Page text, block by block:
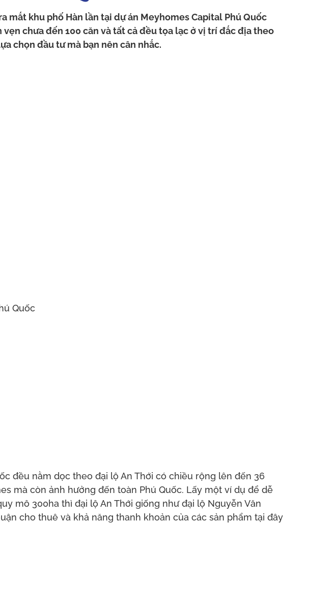
mắt khu phố Hàn lần tại dự án Meyhomes Capital Phú Quốc
chưa đến 100 căn và tất cả đều tọa lạc ở vị trí đắc địa theo
chọn đầu tư mà bạn nên cân nhắc.
Quốc
đều nằm dọc theo đại lộ An Thới có chiều rộng lên đến 36
mà còn ảnh hưởng đến toàn Phú Quốc. Lấy một ví dụ để dễ
mô 300ha thì đại lộ An Thới giống như đại lộ Nguyễn Văn
cho thuê và khả năng thanh khoản của các sản phẩm tại đây